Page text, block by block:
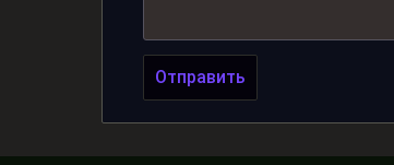
Отправить